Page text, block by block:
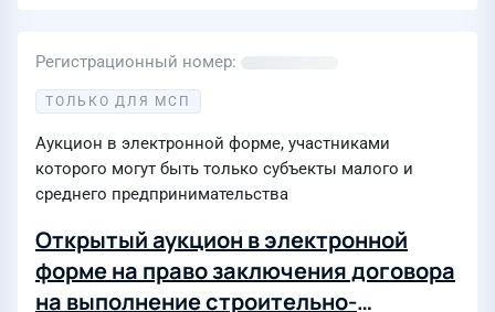
Регистрационный номер
ТОЛЬКО ДЛЯ МСП
Аукцион в электронной форме, участниками
которого могут быть только субъекты малого и
среднего предпринимательства
Открытый аукцион в электронной
форме на право заключения договора
на выполнение строительно-